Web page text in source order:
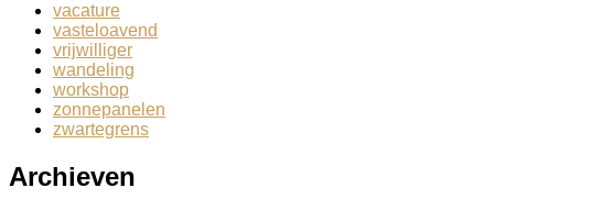
vacature
vasteloavend
vrijwilliger
wandeling
workshop
zonnepanelen
zwartegrens
Archieven